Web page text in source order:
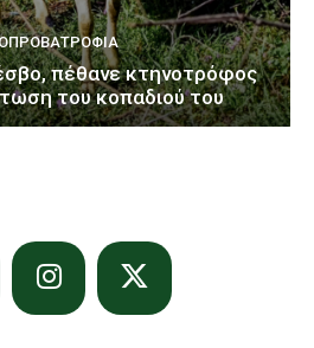
πέθανε κτηνοτρόφος
του κοπαδιού του